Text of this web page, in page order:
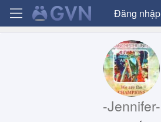
Đăng nhập
-Jennifer-